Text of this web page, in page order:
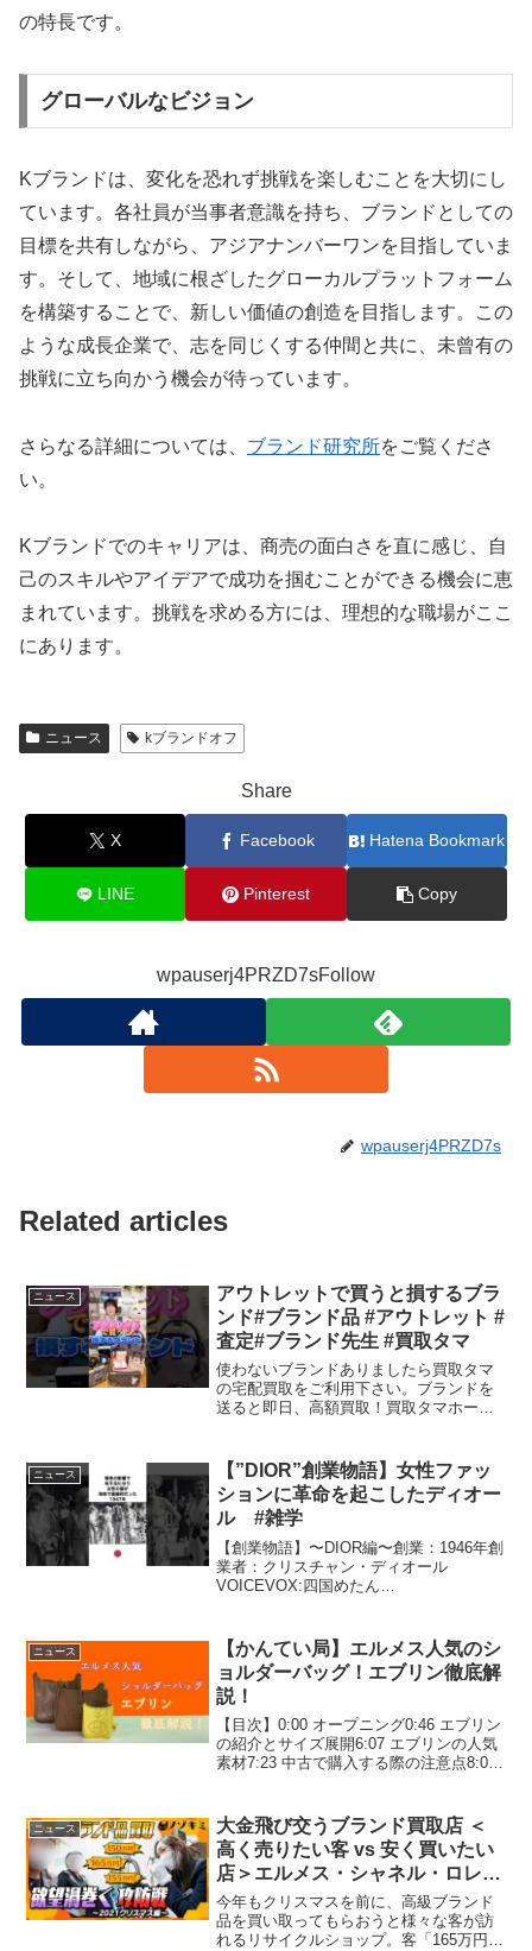
の特長です。
グローバルなビジョン
Kブランドは、変化を恐れず挑戦を楽しむことを大切にし
ています。各社員が当事者意識を持ち、ブランドとしての
目標を共有しながら、アジアナンバーワンを目指していま
す。そして、地域に根ざしたグローカルプラットフォーム
を構築することで、新しい価値の創造を目指します。この
ような成長企業で、志を同じくする仲間と共に、未曾有の
挑戦に立ち向かう機会が待っています。
さらなる詳細については、 ブランド研究所をご覧くださ
い。
Kブランドでのキャリアは、商売の面白さを直に感じ、自
己のスキルやアイデアで成功を掴むことができる機会に恵
まれています。挑戦を求める方には、理想的な職場がここ
にあります。
ニュース kブランドオフ
Share
X Facebook Hatena Bookmark
LINE Pinterest Copy
wpauserj4PRZD7sFollow
wpauserj4PRZD7s
Related articles
ニュース
アウトレットで買うと損するブラ
ンド#ブランド品 #アウトレット #
査定#ブランド先生 #買取タマ
使わないブランドありましたら買取タマ
の宅配買取をご利用下さい。ブランドを
送ると即日、高額買取！買取タマホーム
てブランド品をお得に手に入れる絶好の
場所です。ショッピングを...
ニュース
【”DIOR”創業物語】女性ファッ
ションに革命を起こしたディオー
ル #雑学
【創業物語】〜DIOR編〜創業：1946年創
業者：クリスチャン・ディオール
VOICEVOX:四国めたん
所〜———————————————#雑
学#トリビア#起業#歴史クリス...
ニュース
【かんてい局】エルメス人気のシ
ョルダーバッグ！エブリン徹底解
説！
【目次】0:00 オープニング0:46 エブリン
の紹介とサイズ展開6:07 エブリンの人気
素材7:23 中古で購入する際の注意点8:07
↓↓↓【かんてい局オンラインストア...
ニュース
大金飛び交うブランド買取店 ＜
高く売りたい客 vs 安く買いたい
店＞エルメス・シャネル・ロレッ
クス…白熱の攻防戦
今年もクリスマスを前に、高級ブランド
品を買い取ってもらおうと様々な客が訪
れるリサイクルショップ。客「165万円